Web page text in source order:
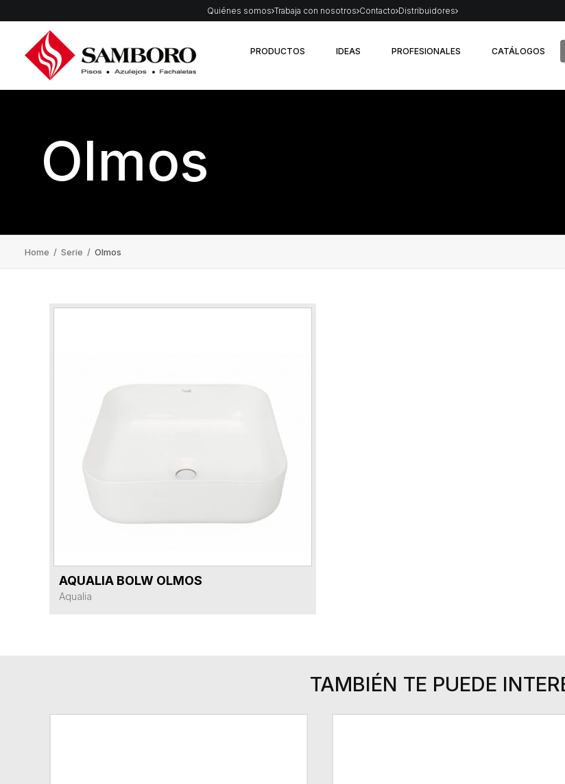
Quiénes somos Trabaja con nosotros Contacto Distribuidores
PRODUCTOS IDEAS PROFESIONALES CATÁLOGOS
Olmos
Home / Serie / Olmos
VER FICHA DEL PRODUCTO
AQUALIA BOLW OLMOS
Aqualia
TAMBIÉN TE PUEDE